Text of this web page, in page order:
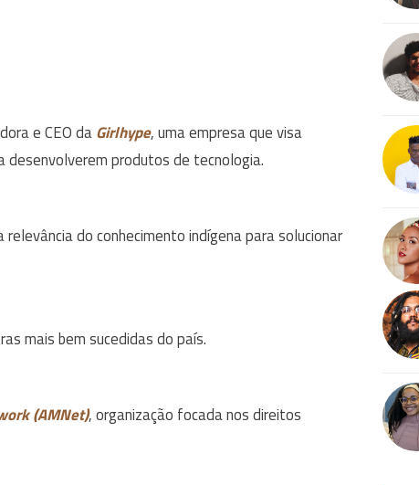
e CEO daGirlhype, uma empresa que visa
desenvolverem produtos de tecnologia.
do conhecimento indígena para solucionar
mais bem sucedidas do país.
(AMNet), organização focada nos direitos